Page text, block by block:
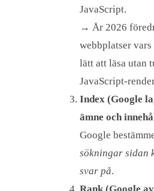
JavaScript.
→ År 2026
webbplatser
lätt att läsa utan
JavaScript-
Index (Google
ämne och
Google
sökningar sidan
svar på.